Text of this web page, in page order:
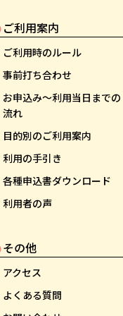
ご利用案内
ご利用時のルール
事前打ち合わせ
お申込み～利用当日までの
流れ
目的別のご利用案内
利用の手引き
各種申込書ダウンロード
利用者の声
その他
アクセス
よくある質問